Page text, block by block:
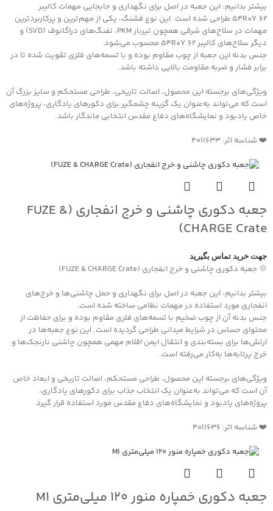
بیشتر بدانیم: این جعبه در اصل برای نگهداری و جابجایی مهمات کالیبر
۷.۶۲×۵۴R طراحی شده است. این نوع فشنگ، یکی از مهم‌ترین و پرکاربردترین
مهمات در سلاح‌های شرقی همچون تیربار PKM، تفنگ‌های دراگانوف (SVD) و
دیگر سلاح‌های کالیبر ۷.۶۲×۵۴R محسوب می‌شود.
جنس بدنه این جعبه از چوب مقاوم بوده و با تسمه‌های فلزی تقویت شده تا در
برابر فشار و ضربه مقاومت بالایی داشته باشد.
ویژگی‌های برجسته این محصول، اصالت تاریخی، طراحی مستحکم و سایز بزرگ آن
است که می‌تواند به‌عنوان یک گزینه چشمگیر برای دکورهای یادگاری، پروژه‌های
خاص یادبود و نمایشگاه‌های دفاع مقدس انتخابی ماندگار باشد.
❤️ شناسه اثر: 4011633
جعبه دکوری چاشنی و خرج انفجاری (FUZE &
CHARGE Crate)
جهت خرید تماس بگیرید
💠 جعبه دکوری چاشنی و خرج انفجاری (FUZE & CHARGE Crate)
بیشتر بدانیم: این جعبه در اصل برای نگهداری و حمل چاشنی‌ها و خرج‌های
انفجاری مورد استفاده در مهمات نظامی ساخته شده است.
جنس بدنه آن از چوب ضخیم با تسمه‌های فلزی مقاوم بوده و برای حفاظت از
محتوای حساس در شرایط میدانی طراحی گردیده است. این نوع جعبه‌ها در
ارتش‌ها برای بسته‌بندی و انتقال ایمن اقلام مهمی همچون چاشنی نارنجک‌ها و
خرج پرتابه‌ها به‌کار می‌رفته است.
ویژگی‌های برجسته این محصول، طراحی مستحکم، اصالت تاریخی و ابعاد خاص
آن است که می‌تواند به‌عنوان یک انتخاب جذاب برای دکورهای یادگاری،
پروژه‌های یادبود و نمایشگاه‌های دفاع مقدس مورد استفاده قرار گیرد.
❤️ شناسه اثر: 4011636
جعبه دکوری خمپاره منور ۱۲۰ میلی‌متری M1